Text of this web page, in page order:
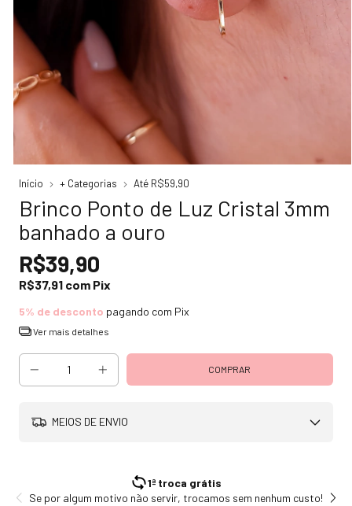
Início + Categorias Até R$59,90
Brinco Ponto de Luz Cristal 3mm
banhado a ouro
R$39,90
R$37,91 com Pix
5% de desconto pagando com Pix
Ver mais detalhes
MEIOS DE ENVIO
1ª troca grátis
Se por algum motivo não servir, trocamos sem nenhum custo!